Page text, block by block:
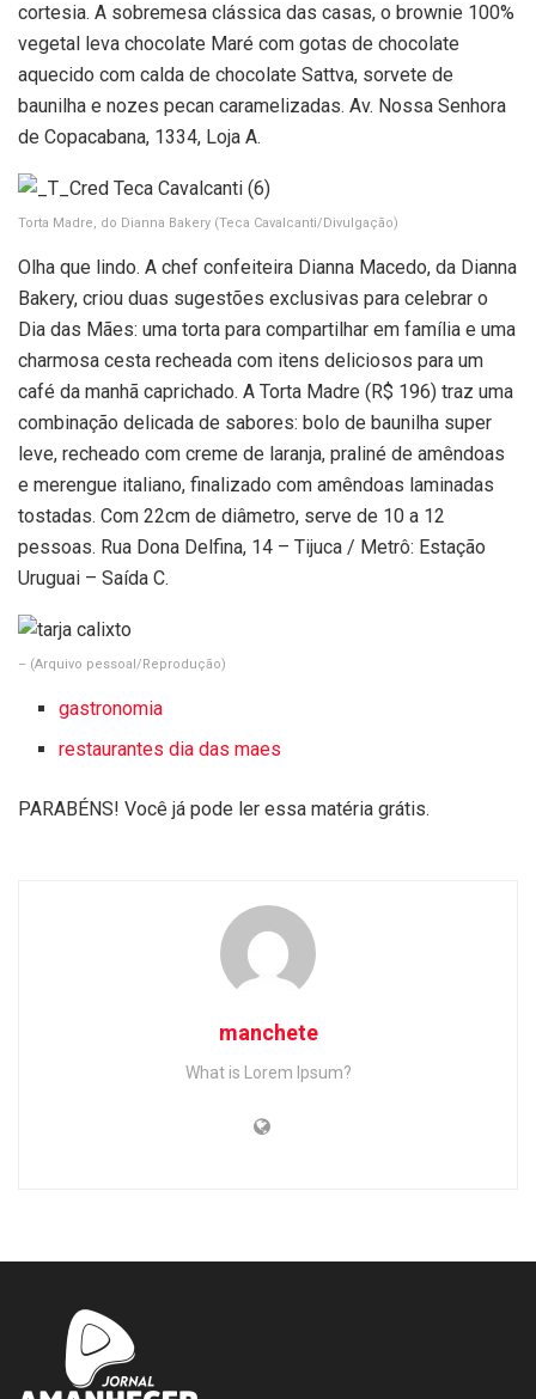
cortesia. A sobremesa clássica das casas, o brownie 100%
vegetal leva chocolate Maré com gotas de chocolate
aquecido com calda de chocolate Sattva, sorvete de
baunilha e nozes pecan caramelizadas. Av. Nossa Senhora
de Copacabana, 1334, Loja A.
Torta Madre, do Dianna Bakery (Teca Cavalcanti/Divulgação)
Olha que lindo. A chef confeiteira Dianna Macedo, da Dianna
Bakery, criou duas sugestões exclusivas para celebrar o
Dia das Mães: uma torta para compartilhar em família e uma
charmosa cesta recheada com itens deliciosos para um
café da manhã caprichado. A Torta Madre (R$ 196) traz uma
combinação delicada de sabores: bolo de baunilha super
leve, recheado com creme de laranja, praliné de amêndoas
e merengue italiano, finalizado com amêndoas laminadas
tostadas. Com 22cm de diâmetro, serve de 10 a 12
pessoas. Rua Dona Delfina, 14 – Tijuca / Metrô: Estação
Uruguai – Saída C.
– (Arquivo pessoal/Reprodução)
gastronomia
restaurantes dia das maes
PARABÉNS! Você já pode ler essa matéria grátis.
manchete
What is Lorem Ipsum?